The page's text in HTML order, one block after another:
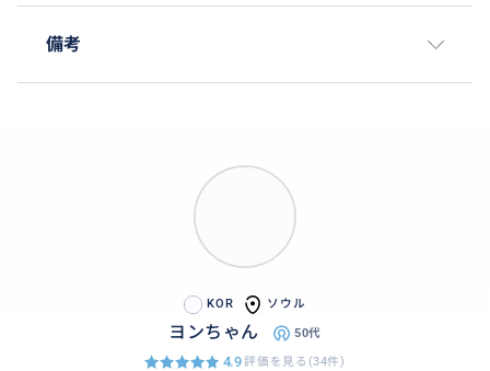
備考
KOR ソウル
ヨンちゃん 50代
4.9評価を見る(34件)